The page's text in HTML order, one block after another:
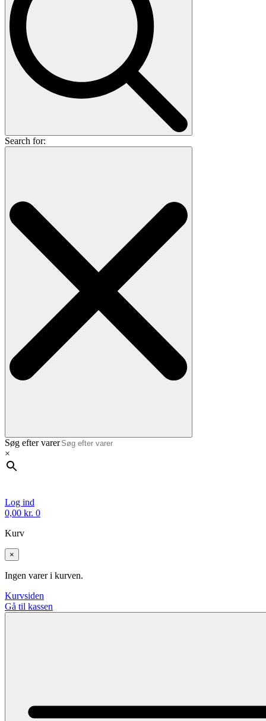
Search for:
Søg efter varer
×
Log ind
0,00 kr. 0
Kurv
×
Ingen varer i kurven.
Kurvsiden
Gå til kassen